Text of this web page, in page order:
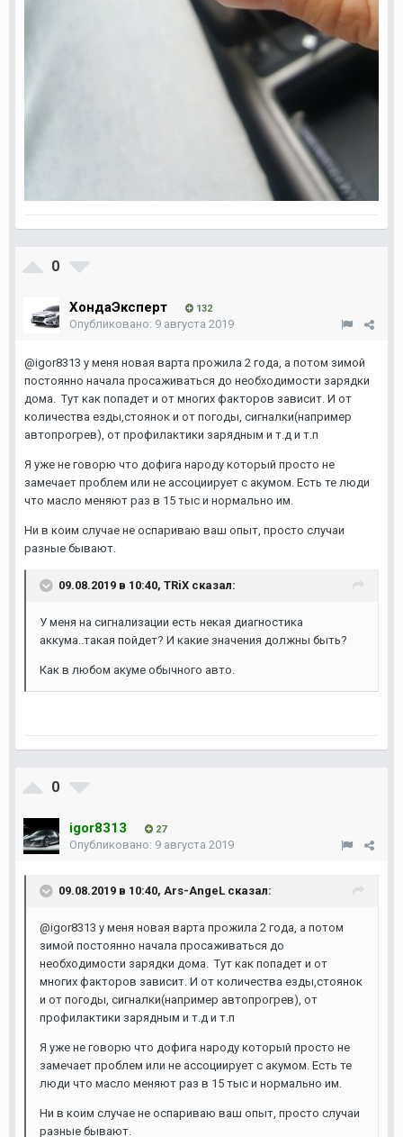
0
ХондаЭксперт 132
Опубликовано: 9 августа 2019
@igor8313 у меня новая варта прожила 2 года, а потом зимой
постоянно начала просаживаться до необходимости зарядки
дома. Тут как попадет и от многих факторов зависит. И от
количества езды,стоянок и от погоды, сигналки(например
автопрогрев), от профилактики зарядным и т.д и т.п
Я уже не говорю что дофига народу который просто не
замечает проблем или не ассоциирует с акумом. Есть те люди
что масло меняют раз в 15 тыс и нормально им.
Ни в коим случае не оспариваю ваш опыт, просто случаи
разные бывают.
09.08.2019 в 10:40, TRiX сказал:
У меня на сигнализации есть некая диагностика
аккума..такая пойдет? И какие значения должны быть?
Как в любом акуме обычного авто.
0
igor8313 27
Опубликовано: 9 августа 2019
09.08.2019 в 10:40, Ars-AngeL сказал:
@igor8313 у меня новая варта прожила 2 года, а потом
зимой постоянно начала просаживаться до
необходимости зарядки дома. Тут как попадет и от
многих факторов зависит. И от количества езды,стоянок
и от погоды, сигналки(например автопрогрев), от
профилактики зарядным и т.д и т.п
Я уже не говорю что дофига народу который просто не
замечает проблем или не ассоциирует с акумом. Есть те
люди что масло меняют раз в 15 тыс и нормально им.
Ни в коим случае не оспариваю ваш опыт, просто случаи
разные бывают.